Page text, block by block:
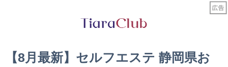
【8月最新】セルフエステ 静岡県お